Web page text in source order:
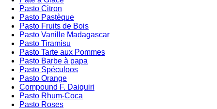
Pasto Citron
Pasto Pastèque
Pasto Fruits de Bois
Pasto Vanille Madagascar
Pasto Tiramisu
Pasto Tarte aux Pommes
Pasto Barbe à papa
Pasto Spéculoos
Pasto Orange
Compound F. Daiquiri
Pasto Rhum-Coca
Pasto Roses